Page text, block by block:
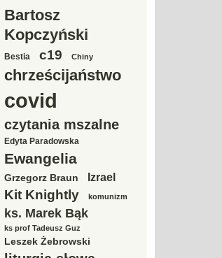
Bartosz
Kopczyński
Bestia c19 Chiny
chrześcijaństwo
covid
czytania mszalne
Edyta Paradowska
Ewangelia
Grzegorz Braun Izrael
Kit Knightly komunizm
ks. Marek Bąk
ks prof Tadeusz Guz
Leszek Żebrowski